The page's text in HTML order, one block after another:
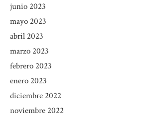
junio 2023
mayo 2023
abril 2023
marzo 2023
febrero 2023
enero 2023
diciembre 2022
noviembre 2022